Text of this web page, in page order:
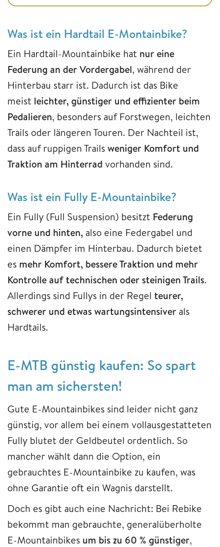
Was ist ein Hardtail E-Montainbike?
Ein Hardtail-Mountainbike hat nur eine
Federung an der Vordergabel, während der
Hinterbau starr ist. Dadurch ist das Bike
meist leichter, günstiger und effizienter beim
Pedalieren, besonders auf Forstwegen, leichten
Trails oder längeren Touren. Der Nachteil ist,
dass auf ruppigen Trailsweniger Komfort und
Traktion am Hinterrad vorhanden sind.
Was ist ein Fully E-Mountainbike?
Ein Fully (Full Suspension) besitzt Federung
vorne und hinten, also eine Federgabel und
einen Dämpfer im Hinterbau. Dadurch bietet
es mehr Komfort, bessere Traktion und mehr
Kontrolle auf technischen oder steinigen Trails.
Allerdings sind Fullys in der Regel teurer,
schwerer und etwas wartungsintensiver als
Hardtails.
E-MTB günstig kaufen: So spart
man am sichersten!
Gute E-Mountainbikes sind leider nicht ganz
günstig, vor allem bei einem vollausgestatteten
Fully blutet der Geldbeutel ordentlich. So
mancher wählt dann die Option, ein
gebrauchtes E-Mountainbike zu kaufen, was
ohne Garantie oft ein Wagnis darstellt.
Doch es gibt auch eine Nachricht: Bei Rebike
bekommt man gebrauchte, generalüberholte
E-Mountainbikes um bis zu 60 % günstiger,